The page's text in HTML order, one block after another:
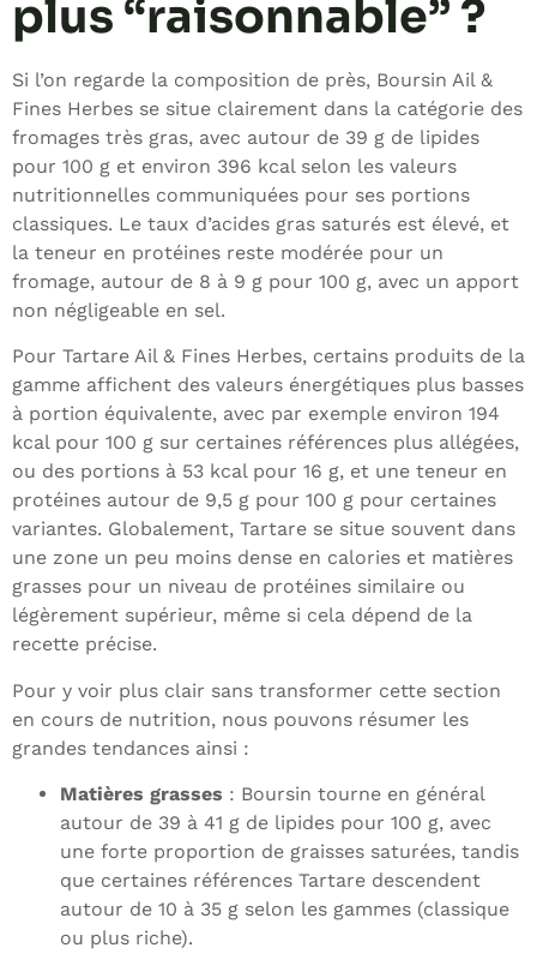
plus “raisonnable” ?
Si l’on regarde la composition de près, Boursin Ail &
Fines Herbes se situe clairement dans la catégorie des
fromages très gras, avec autour de 39 g de lipides
pour 100 g et environ 396 kcal selon les valeurs
nutritionnelles communiquées pour ses portions
classiques. Le taux d’acides gras saturés est élevé, et
la teneur en protéines reste modérée pour un
fromage, autour de 8 à 9 g pour 100 g, avec un apport
non négligeable en sel.
Pour Tartare Ail & Fines Herbes, certains produits de la
gamme affichent des valeurs énergétiques plus basses
à portion équivalente, avec par exemple environ 194
kcal pour 100 g sur certaines références plus allégées,
ou des portions à 53 kcal pour 16 g, et une teneur en
protéines autour de 9,5 g pour 100 g pour certaines
variantes. Globalement, Tartare se situe souvent dans
une zone un peu moins dense en calories et matières
grasses pour un niveau de protéines similaire ou
légèrement supérieur, même si cela dépend de la
recette précise.
Pour y voir plus clair sans transformer cette section
en cours de nutrition, nous pouvons résumer les
grandes tendances ainsi :
Matières grasses : Boursin tourne en général
autour de 39 à 41 g de lipides pour 100 g, avec
une forte proportion de graisses saturées, tandis
que certaines références Tartare descendent
autour de 10 à 35 g selon les gammes (classique
ou plus riche).